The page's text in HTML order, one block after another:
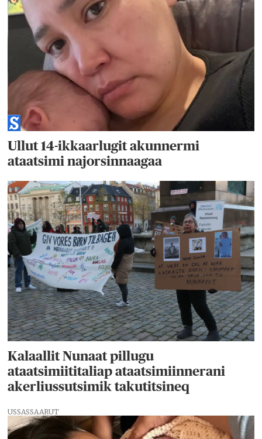
Ullut 14-ikkaarlugit akunnermi
ataatsimi najorsinnaagaa
Kalaallit Nunaat pillugu
ataatsimiititaliap ataatsimiinnerani
akerliussutsimik takutitsineq
USSASSAARUT